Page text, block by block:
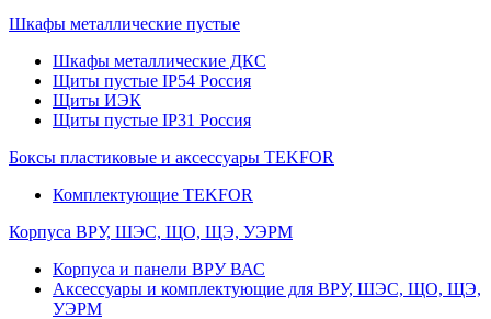
Шкафы металлические пустые
Шкафы металлические ДКС
Щиты пустые IP54 Россия
Щиты ИЭК
Щиты пустые IP31 Россия
Боксы пластиковые и аксессуары TEKFOR
Комплектующие TEKFOR
Корпуса ВРУ, ШЭС, ЩО, ЩЭ, УЭРМ
Корпуса и панели ВРУ ВАС
Аксессуары и комплектующие для ВРУ, ШЭС, ЩО, ЩЭ,
УЭРМ